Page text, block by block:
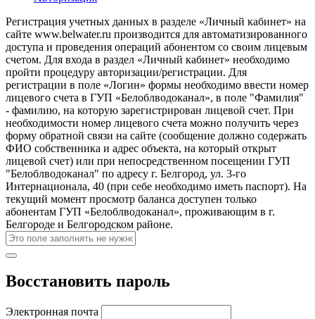
Регистрация учетных данных в разделе «Личный кабинет» на
сайте www.belwater.ru производится для автоматизированного
доступа и проведения операций абонентом со своим лицевым
счетом. Для входа в раздел «Личный кабинет» необходимо
пройти процедуру авторизации/регистрации. Для
регистрации в поле «Логин» формы необходимо ввести номер
лицевого счета в ГУП «Белоблводоканал», в поле "Фамилия"
- фамилию, на которую зарегистрирован лицевой счет. При
необходимости номер лицевого счета можно получить через
форму обратной связи на сайте (сообщение должно содержать
ФИО собственника и адрес объекта, на который открыт
лицевой счет) или при непосредственном посещении ГУП
"Белоблводоканал" по адресу г. Белгород, ул. 3-го
Интернационала, 40 (при себе необходимо иметь паспорт). На
текущий момент просмотр баланса доступен только
абонентам ГУП «Белоблводоканал», проживающим в г.
Белгороде и Белгородском районе.
Восстановить пароль
Электронная почта